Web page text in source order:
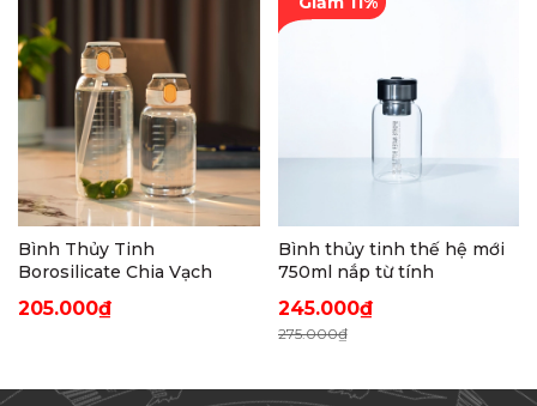
Bình Thủy Tinh
Borosilicate Chia Vạch
205.000₫
Bình thủy tinh thế hệ mới
750ml nắp từ tính
245.000₫
275.000₫